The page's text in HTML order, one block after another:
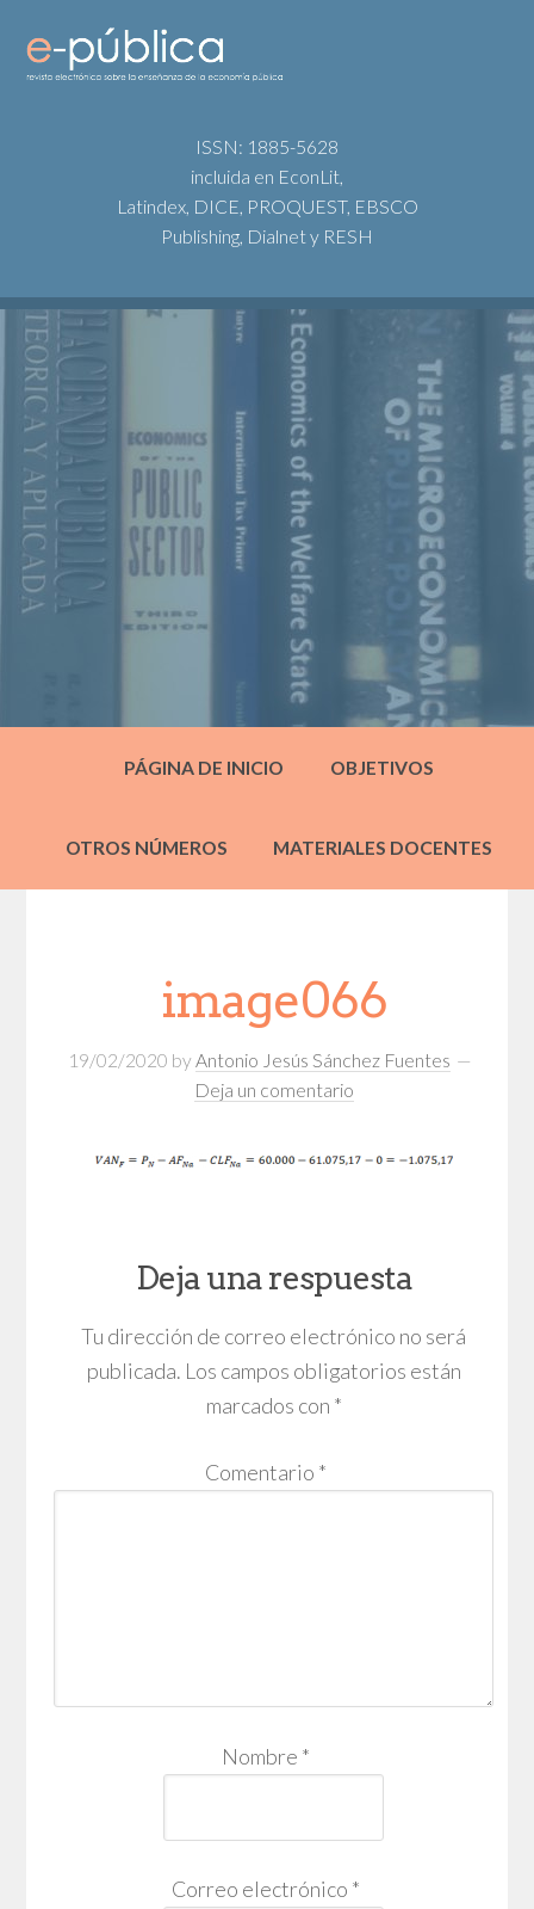
ISSN: 1885-5628
incluida en EconLit,
Latindex, DICE, PROQUEST, EBSCO
Publishing, Dialnet y RESH
PÁGINA DE INICIO OBJETIVOS
OTROS NÚMEROS MATERIALES DOCENTES
image066
19/02/2020 by Antonio Jesús Sánchez Fuentes
Deja un comentario
Deja una respuesta
Tu dirección de correo electrónico no será
publicada. Los campos obligatorios están
marcados con *
Comentario *
Nombre *
Correo electrónico *